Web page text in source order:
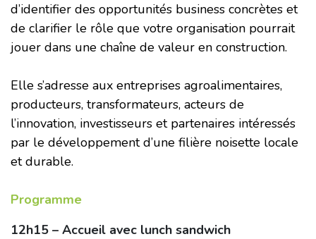
d’identifier des opportunités business concrètes et
de clarifier le rôle que votre organisation pourrait
jouer dans une chaîne de valeur en construction.
Elle s’adresse aux entreprises agroalimentaires,
producteurs, transformateurs, acteurs de
l’innovation, investisseurs et partenaires intéressés
par le développement d’une filière noisette locale
et durable.
Programme
12h15 – Accueil avec lunch sandwich